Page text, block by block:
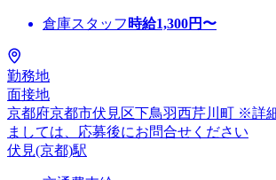
倉庫スタッフ 時給1,300円〜
勤務地
面接地
京都府京都市伏見区下鳥羽西芹川町 ※詳
ましては、応募後にお問合せください
伏見(京都)駅